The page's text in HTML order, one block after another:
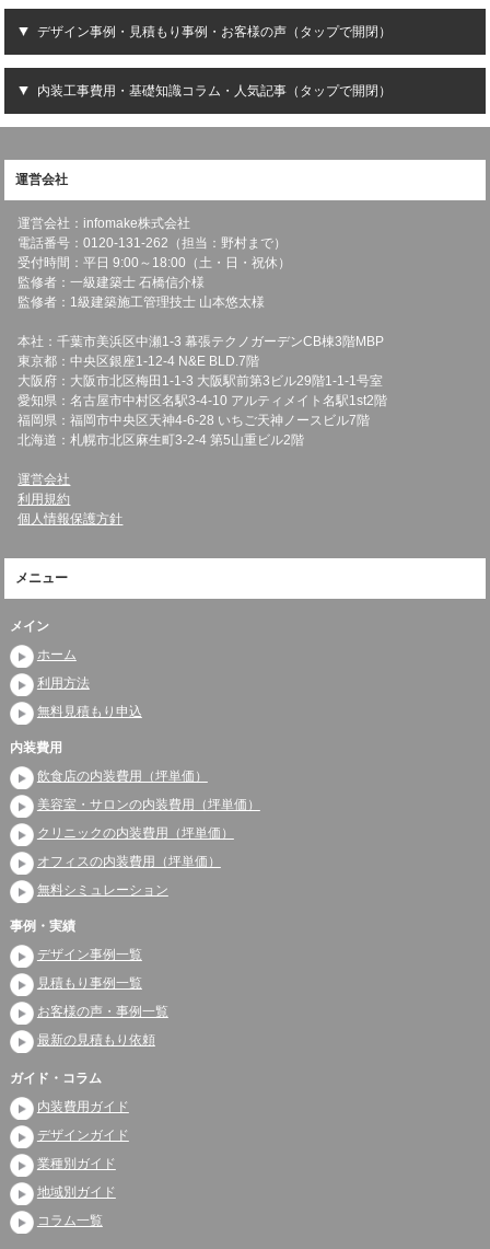
デザイン事例・見積もり事例・お客様の声（タップで開閉）
内装工事費用・基礎知識コラム・人気記事（タップで開閉）
運営会社
運営会社：infomake株式会社
電話番号：0120-131-262（担当：野村まで）
受付時間：平日 9:00～18:00（土・日・祝休）
監修者：一級建築士 石橋信介様
監修者：1級建築施工管理技士 山本悠太様
本社：千葉市美浜区中瀬1-3 幕張テクノガーデンCB棟3階MBP
東京都：中央区銀座1-12-4 N&E BLD.7階
大阪府：大阪市北区梅田1-1-3 大阪駅前第3ビル29階1-1-1号室
愛知県：名古屋市中村区名駅3-4-10 アルティメイト名駅1st2階
福岡県：福岡市中央区天神4-6-28 いちご天神ノースビル7階
北海道：札幌市北区麻生町3-2-4 第5山重ビル2階
運営会社
利用規約
個人情報保護方針
メニュー
メイン
ホーム
利用方法
無料見積もり申込
内装費用
飲食店の内装費用（坪単価）
美容室・サロンの内装費用（坪単価）
クリニックの内装費用（坪単価）
オフィスの内装費用（坪単価）
無料シミュレーション
事例・実績
デザイン事例一覧
見積もり事例一覧
お客様の声・事例一覧
最新の見積もり依頼
ガイド・コラム
内装費用ガイド
デザインガイド
業種別ガイド
地域別ガイド
コラム一覧